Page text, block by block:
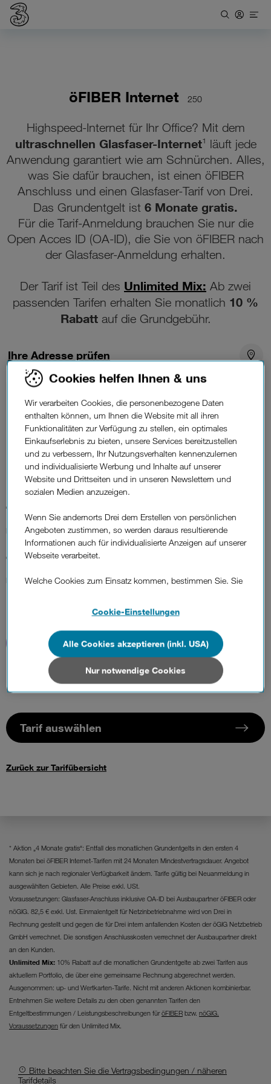
öFIBER Internet 250
Highspeed-Internet für Ihr Office? Mit dem
ultraschnellen Glasfaser-Internet¹ läuft jede
Anwendung garantiert wie am Schnürchen. Alles,
was Sie dafür brauchen, ist einen öFIBER
Anschluss und einen Glasfaser-Tarif von Drei.
Das Grundentgelt ist 6 Monate gratis.
Für die Tarif-Anmeldung brauchen Sie nur die
Open Acces ID (OA-ID), die Sie von öFIBER nach
der Glasfaser-Anmeldung erhalten.
Der Tarif ist Teil des Unlimited Mix: Ab zwei
passenden Tarifen erhalten Sie monatlich 10 %
Rabattauf die Grundgebühr.
Ihre Adresse prüfen
250 Mbit/sDownload max.
100 Mbit/s Upload max.
Glasfaser
40,75 €*
Monatlich
82,50 €
Einmalig
Tarif auswählen
Zurück zur Tarifübersicht
* Aktion „4 Monate gratis“: Entfall des monatlichen Grundentgelts in den ersten 4
Monaten bei öFIBER Internet-Tarifen mit 24 Monaten Mindestvertragsdauer. Angebot
kann sich je nach regionaler Verfügbarkeit ändern. Tarife gültig bei Neuanmeldung in
ausgewählten Gebieten. Alle Preise exkl. USt.
Voraussetzungen: Glasfaser-Anschluss inklusive OA-ID bei Ausbaupartner öFIBER oder
nöGIG. 82,5 € exkl. Ust. Einmalentgelt für Netzinbetriebnahme wird von Drei in
Rechnung gestellt und gegen die für Drei intern anfallenden Kosten der öGIG Netzbetrieb
GmbH verrechnet. Die sonstigen Anschlusskosten verrechnet der Ausbaupartner direkt
an den Kunden.
Unlimited Mix: 10% Rabatt auf die monatlichen Grundentgelte ab zwei Tarifen aus
aktuellem Portfolio, die über eine gemeinsame Rechnung abgerechnet werden.
Ausgenommen: up- und Wertkarten-Tarife. Nicht mit anderen Aktionen kombinierbar.
Entnehmen Sie weitere Details zu den oben genannten Tarifen den
Entgeltbestimmungen / Leistungsbeschreibungen füröFIBER bzw. nöGIG.
Voraussetzungen für den Unlimited Mix.
Bitte beachten Sie die Vertragsbedingungen / näheren
Tarifdetails
Cookies helfen Ihnen & uns
Wir verarbeiten Cookies, die personenbezogene Daten
enthalten können, um Ihnen die Website mit all ihren
Funktionalitäten zur Verfügung zu stellen, ein optimales
Einkaufserlebnis zu bieten, unsere Services bereitzustellen
und zu verbessern, Ihr Nutzungsverhalten kennenzulernen
und individualisierte Werbung und Inhalte auf unserer
Website und Drittseiten und in unseren Newslettern und
sozialen Medien anzuzeigen.
Wenn Sie andernorts Drei dem Erstellen von persönlichen
Angeboten zustimmen, so werden daraus resultierende
Informationen auch für individualisierte Anzeigen auf unserer
Webseite verarbeitet.
Welche Cookies zum Einsatz kommen, bestimmen Sie. Sie
Wenn Sie allen Cookies zustimmen, werden auch Cookies
von Drittanbietern verarbeitet, die Ihre Daten in Ländern
außerhalb der europäischen Union (z.B. in den USA)
verarbeiten. Sie unterliegen keinem EU-konformen
Datenschutzniveau und es stehen keine wirksamen
Cookies von Unternehmen in Drittstaaten, die ein ähnliches
Datenschutzniveau wie in der Europäischen Union aufweisen
Unternehmen behandelt.
Cookie-Einstellungen
Nur notwendige Cookies
Alle Cookies akzeptieren (inkl. USA)